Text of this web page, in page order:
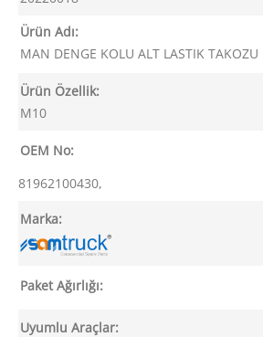
Ürün Adı:
MAN DENGE KOLU ALT LASTIK TAKOZU
Ürün Özellik:
M10
OEM No:
81962100430,
Marka:
Paket Ağırlığı:
Uyumlu Araçlar: